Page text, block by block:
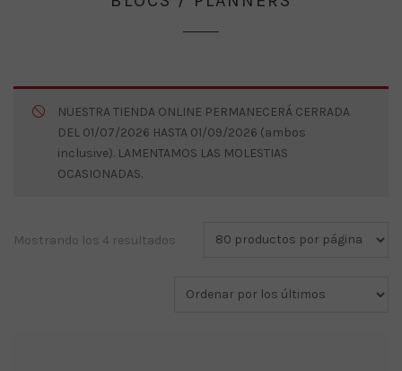
NUESTRA TIENDA ONLINE PERMANECERÁ CERRADA
DEL 01/07/2026 HASTA 01/09/2026 (ambos
inclusive). LAMENTAMOS LAS MOLESTIAS
OCASIONADAS.
Mostrando los 4 resultados Ordenado
últimos